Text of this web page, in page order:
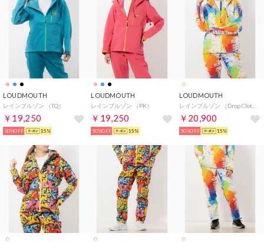
LOUDMOUTH
レインブルゾン （TQ）
￥19,250
50%OFF 15%
LOUDMOUTH
レインブルゾン （PK）
￥19,250
50%OFF 15%
LOUDMOUTH
レインブルゾン （Drop Cloth）
￥20,900
50%OFF 15%